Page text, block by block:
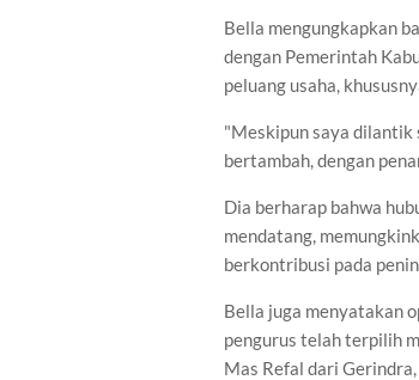
Bella mengungkapkan
dengan Pemerintah
peluang usaha,
"Meskipun saya dilantik
bertambah, dengan
Dia berharap bahwa
mendatang,
berkontribusi pada
Bella juga menyatakan
pengurus telah terpilih
Mas Refal dari